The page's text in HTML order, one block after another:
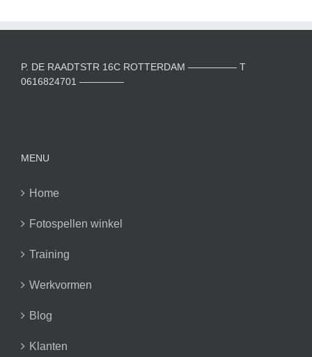
P. DE RAADTSTR 16C ROTTERDAM ————— T
0616824701 ————–
MENU
Home
Fotospellen winkel
Training
Werkvormen
Blog
Klanten